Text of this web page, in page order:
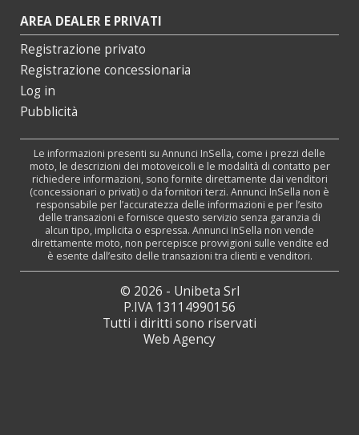
AREA DEALER E PRIVATI
Registrazione privato
Registrazione concessionaria
Log in
Pubblicità
Le informazioni presenti su Annunci InSella, come i prezzi delle
moto, le descrizioni dei motoveicoli e le modalità di contatto per
richiedere informazioni, sono fornite direttamente dai venditori
(concessionari o privati) o da fornitori terzi. Annunci InSella non è
responsabile per l’accuratezza delle informazioni e per l’esito
delle transazioni e fornisce questo servizio senza garanzia di
alcun tipo, implicita o espressa. Annunci InSella non vende
direttamente moto, non percepisce provvigioni sulle vendite ed
è esente dall’esito delle transazioni tra clienti e venditori.
© 2026 - Unibeta Srl
P.IVA 13114990156
Tutti i diritti sono riservati
Web Agency